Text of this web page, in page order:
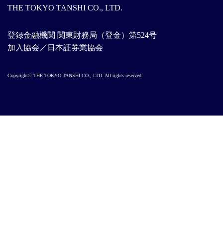
THE TOKYO TANSHI CO., LTD.
登録金融機関 関東財務局（登金）第524号
加入協会／日本証券業協会
Copyright© THE TOKYO TANSHI CO., LTD. All rights reserved.